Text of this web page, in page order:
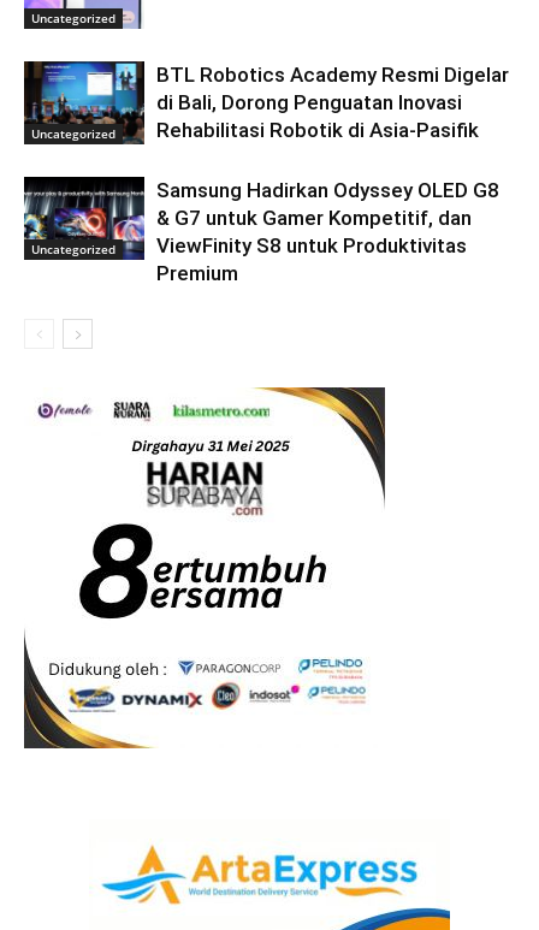
Uncategorized
Uncategorized
BTL Robotics Academy Resmi Digelar
di Bali, Dorong Penguatan Inovasi
Rehabilitasi Robotik di Asia-Pasifik
Uncategorized
Samsung Hadirkan Odyssey OLED G8
& G7 untuk Gamer Kompetitif, dan
ViewFinity S8 untuk Produktivitas
Premium